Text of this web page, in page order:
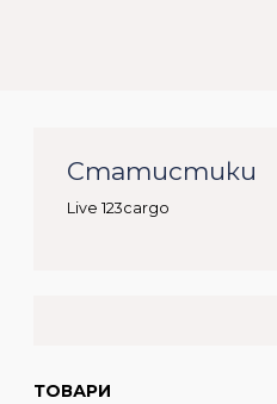
Статистики
Live 123cargo
31.183
ТОВАРИ